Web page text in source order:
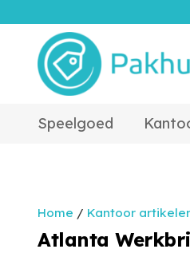
Speelgoed
Home / Kantoor
Atlanta